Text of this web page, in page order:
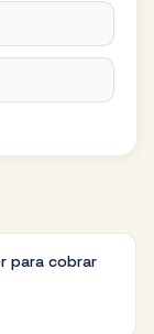
para cobrar